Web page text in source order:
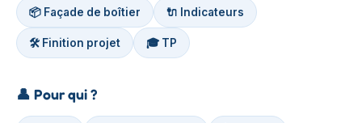
📦 Façade de boîtier 🔌 Indicateurs
🛠️ Finition projet 🎓 TP
👤 Pour qui ?